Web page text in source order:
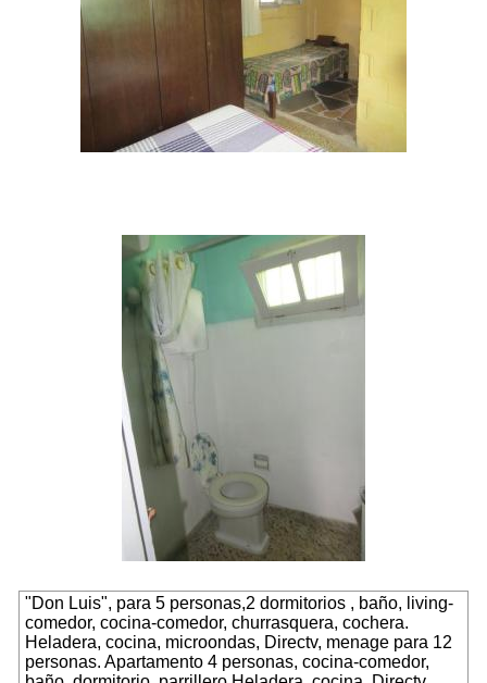
"Don Luis", para 5 personas,2 dormitorios , baño, living-
comedor, cocina-comedor, churrasquera, cochera.
Heladera, cocina, microondas, Directv, menage para 12
personas.Apartamento 4 personas, cocina-comedor,